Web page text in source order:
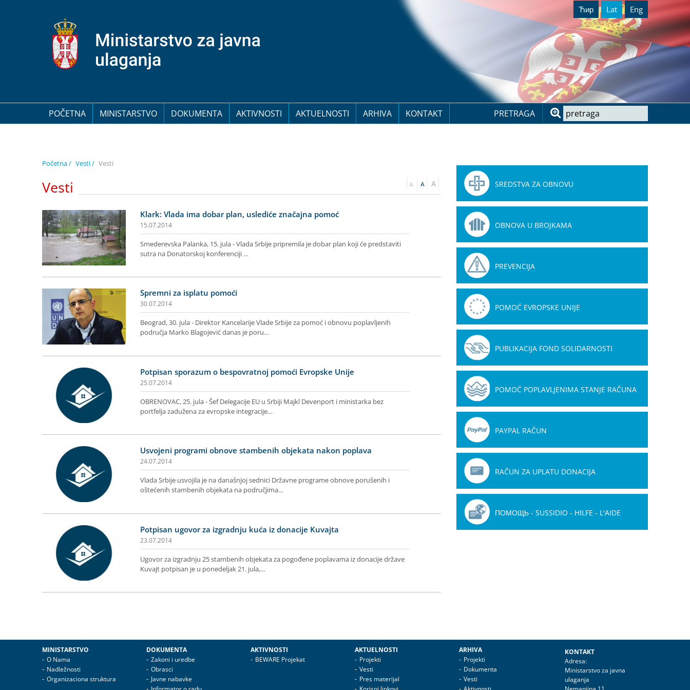
Ћир Lat Eng
POČETNA MINISTARSTVO DOKUMENTA AKTIVNOSTI AKTUELNOSTI ARHIVA KONTAKT PRETRAGA
Početna / Vesti / Vesti
Vesti
Klark: Vlada ima dobar plan, uslediće značajna pomoć
15.07.2014
Smederevska Palanka, 15. jula - Vlada Srbije pripremila je dobar plan koji će predstaviti
sutra na Donatorskoj konferenciji …
Spremni za isplatu pomoći
30.07.2014
Beograd, 30. jula - Direktor Kancelarije Vlade Srbije za pomoć i obnovu poplavljenih
područja Marko Blagojević danas je poru…
Potpisan sporazum o bespovratnoj pomoći Evropske Unije
25.07.2014
OBRENOVAC, 25. jula - Šef Delegacije EU u Srbiji Majkl Devenport i ministarka bez
portfelja zadužena za evropske integracije…
Usvojeni programi obnove stambenih objekata nakon poplava
24.07.2014
Vlada Srbije usvojila je na današnjoj sednici Državne programe obnove porušenih i
oštećenih stambenih objekata na područjima…
Potpisan ugovor za izgradnju kuća iz donacije Kuvajta
23.07.2014
Ugovor za izgradnju 25 stambenih objekata za pogođene poplavama iz donacije države
Kuvajt potpisan je u ponedeljak 21. jula,…
SREDSTVA ZA OBNOVU
OBNOVA U BROJKAMA
PREVENCIJA
POMOĆ EVROPSKE UNIJE
PUBLIKACIJA FOND SOLIDARNOSTI
POMOĆ POPLAVLJENIMA STANJE RAČUNA
PAYPAL RAČUN
RAČUN ZA UPLATU DONACIJA
ПОМОЩЬ - SUSSIDIO - HILFE - L'AIDE
MINISTARSTVO
O Nama
Nadležnosti
Organizaciona struktura
DOKUMENTA
Zakoni i uredbe
Obrasci
Javne nabavke
AKTIVNOSTI
BEWARE Projekat
AKTUELNOSTI
Projekti
Vesti
Pres materijal
ARHIVA
Projekti
Dokumenta
Vesti
KONTAKT
Adresa:
Ministarstvo za javna
ulaganja